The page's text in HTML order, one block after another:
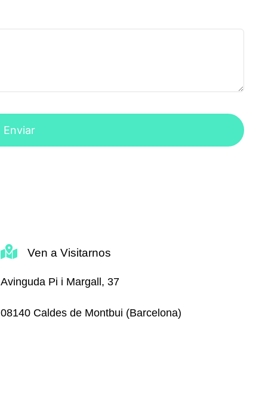
Enviar
Ven a Visitarnos
Avinguda Pi i Margall, 37
08140 Caldes de Montbui (Barcelona)